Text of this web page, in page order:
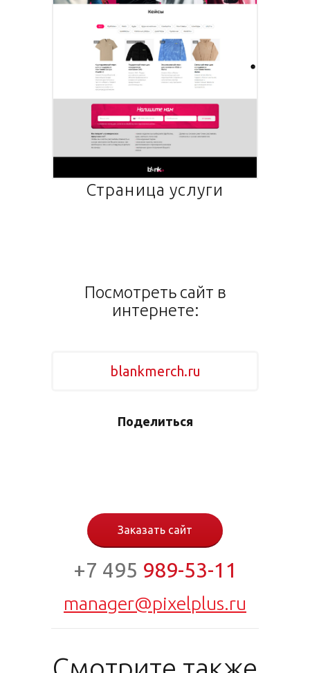
Страница услуги
Посмотреть сайт в
интернете:
blankmerch.ru
Поделиться
Заказать сайт
+7 495 989-53-11
manager@pixelplus.ru